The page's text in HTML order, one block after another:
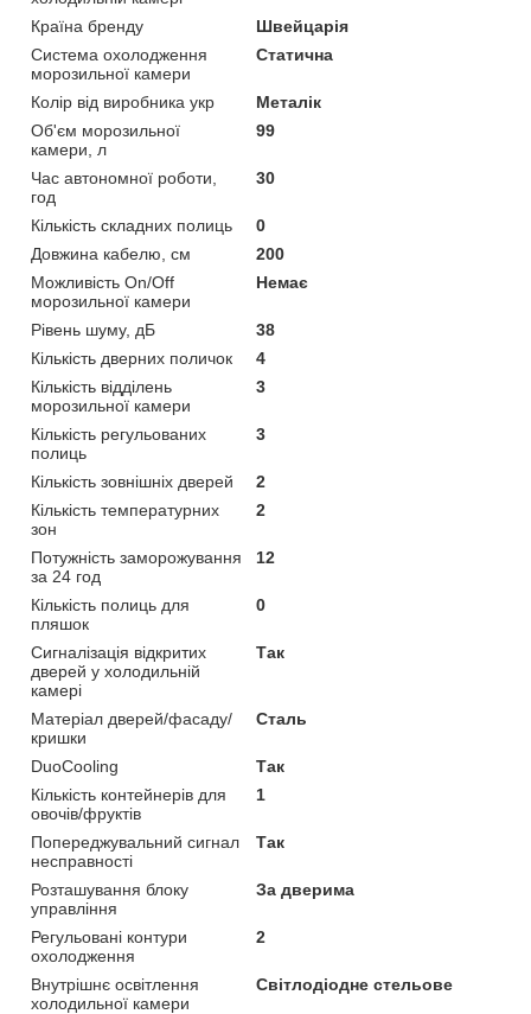
Країна бренду
Швейцарія
Система охолодження
морозильної камери
Статична
Колір від виробника укр
Металік
Об'єм морозильної
камери, л
99
Час автономної роботи,
год
30
Кількість складних полиць
0
Довжина кабелю, см
200
Можливість On/Off
морозильної камери
Немає
Рівень шуму, дБ
38
Кількість дверних поличок
4
Кількість відділень
морозильної камери
3
Кількість регульованих
полиць
3
Кількість зовнішніх дверей
2
Кількість температурних
зон
2
Потужність заморожування
за 24 год
12
Кількість полиць для
пляшок
0
Сигналізація відкритих
дверей у холодильній
камері
Так
Матеріал дверей/фасаду/
кришки
Сталь
DuoCooling
Так
Кількість контейнерів для
овочів/фруктів
1
Попереджувальний сигнал
несправності
Так
Розташування блоку
управління
За дверима
Регульовані контури
охолодження
2
Внутрішнє освітлення
холодильної камери
Світлодіодне стельове